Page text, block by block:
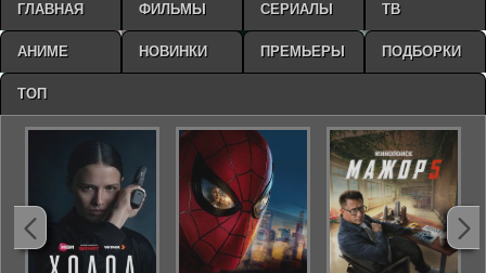
ГЛАВНАЯ ФИЛЬМЫ СЕРИАЛЫ ТВ
АНИМЕ НОВИНКИ ПРЕМЬЕРЫ ПОДБОРКИ
ТОП